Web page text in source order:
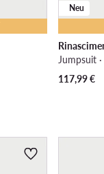
Neu
Jumpsuit
117,99€